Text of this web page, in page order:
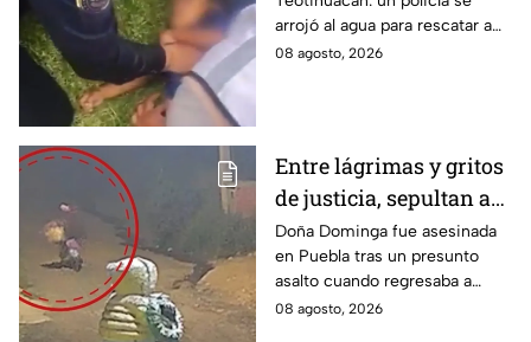
Teotihuacán; aplicó
RCP (VIDEO)
arrojó al agua para rescatar a
un pequeño que no respiraba y
08 agosto, 2026
Entre lágrimas y gritos
de justicia, sepultan a
doña Dominga, la
abuelita asesinada tras
asalto en Amozoc,
Puebla
Doña Dominga fue asesinada
en Puebla tras un presunto
asalto cuando regresaba a
casa; familiares y amigos la
08 agosto, 2026